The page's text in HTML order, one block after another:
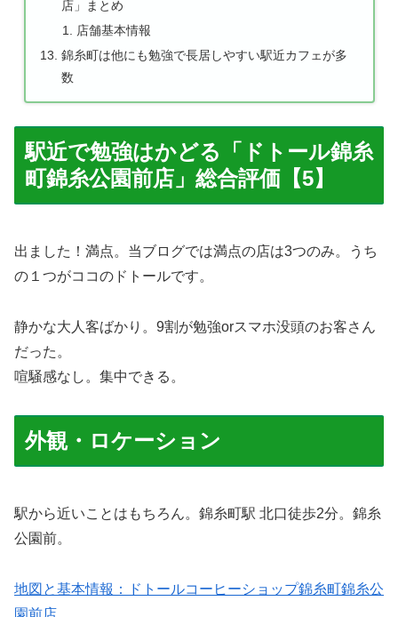
店」まとめ
店舗基本情報
錦糸町は他にも勉強で長居しやすい駅近カフェが多
数
駅近で勉強はかどる「ドトール錦糸
町錦糸公園前店」総合評価【5】
出ました！満点。当ブログでは満点の店は3つのみ。うち
の１つがココのドトールです。
静かな大人客ばかり。9割が勉強orスマホ没頭のお客さん
だった。
喧騒感なし。集中できる。
外観・ロケーション
駅から近いことはもちろん。錦糸町駅 北口徒歩2分。錦糸
公園前。
地図と基本情報：ドトールコーヒーショップ錦糸町錦糸公
園前店